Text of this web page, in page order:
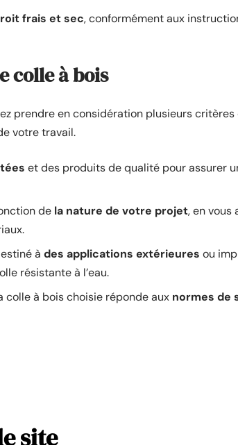
frais et sec, conformément aux
colle à bois
prendre en considération plusieurs critères
votre travail.
et des produits de qualité pour assurer
de la nature de votre projet, en vous
à des applications extérieures ou
résistante à l’eau.
colle à bois choisie réponde aux normes de
site